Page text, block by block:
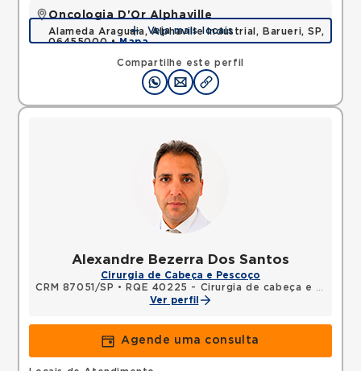
Compartilhe este perfil
Oncologia D'Or Alphaville
Alameda Araguaia, Alphaville Industrial, Barueri, SP,
06455000 •Mapa
Veja mais locais
Alexandre Bezerra Dos Santos
Cirurgia de Cabeça e Pescoço
CRM 87051/SP •
RQE 40225 - Cirurgia de cabeça e pescoço
Ver perfil
Agende uma consulta